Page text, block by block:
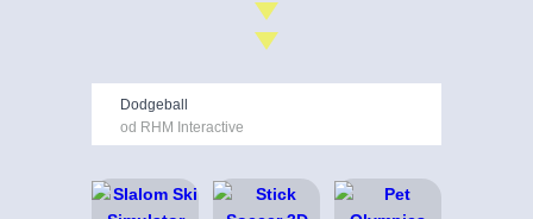
Dodgeball
od RHM Interactive